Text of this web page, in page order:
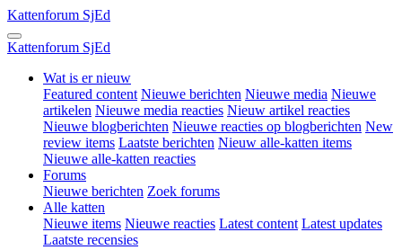
Kattenforum SjEd
Kattenforum SjEd
Wat is er nieuw
Featured content Nieuwe berichten Nieuwe media Nieuwe
artikelen Nieuwe media reacties Nieuw artikel reacties
Nieuwe blogberichten Nieuwe reacties op blogberichten New
review items Laatste berichten Nieuw alle-katten items
Nieuwe alle-katten reacties
Forums
Nieuwe berichten Zoek forums
Alle katten
Nieuwe items Nieuwe reacties Latest content Latest updates
Laatste recensies